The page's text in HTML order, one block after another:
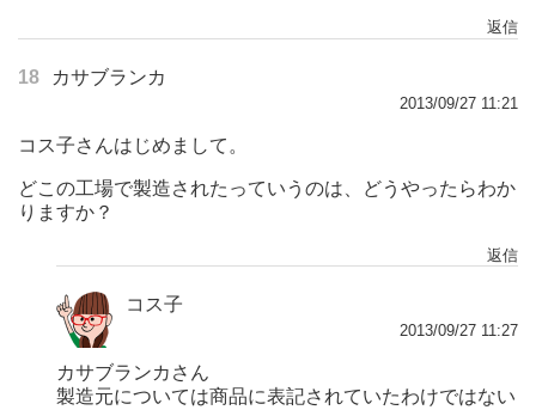
返信
18 カサブランカ
2013/09/27 11:21
コス子さんはじめまして。
どこの工場で製造されたっていうのは、どうやったらわか
りますか？
返信
コス子
2013/09/27 11:27
カサブランカさん
製造元については商品に表記されていたわけではない